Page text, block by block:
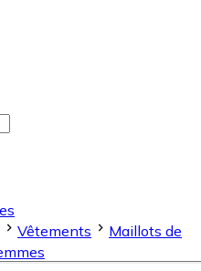
Vêtements
Maillots de